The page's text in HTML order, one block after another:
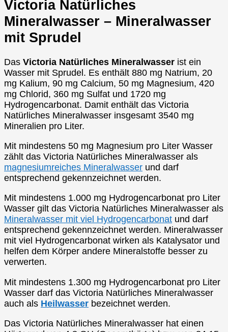
Victoria Natürliches
Mineralwasser – Mineralwasser
mit Sprudel
Das Victoria Natürliches Mineralwasser ist ein
Wasser mit Sprudel. Es enthält 880 mg Natrium, 20
mg Kalium, 90 mg Calcium, 50 mg Magnesium, 420
mg Chlorid, 360 mg Sulfat und 1720 mg
Hydrogencarbonat. Damit enthält das Victoria
Natürliches Mineralwasser insgesamt 3540 mg
Mineralien pro Liter.
Mit mindestens 50 mg Magnesium pro Liter Wasser
zählt das Victoria Natürliches Mineralwasser als
magnesiumreiches Mineralwasser und darf
entsprechend gekennzeichnet werden.
Mit mindestens 1.000 mg Hydrogencarbonat pro Liter
Wasser gilt das Victoria Natürliches Mineralwasser als
Mineralwasser mit viel Hydrogencarbonat und darf
entsprechend gekennzeichnet werden. Mineralwasser
mit viel Hydrogencarbonat wirken als Katalysator und
helfen dem Körper andere Mineralstoffe besser zu
verwerten.
Mit mindestens 1.300 mg Hydrogencarbonat pro Liter
Wasser darf das Victoria Natürliches Mineralwasser
auch als Heilwasser bezeichnet werden.
Das Victoria Natürliches Mineralwasser hat einen